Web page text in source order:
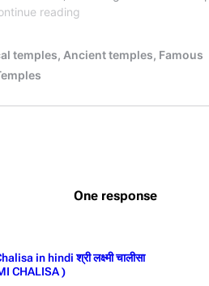
One response
in hindi श्री लक्ष्‍मी चालीसा
CHALISA )